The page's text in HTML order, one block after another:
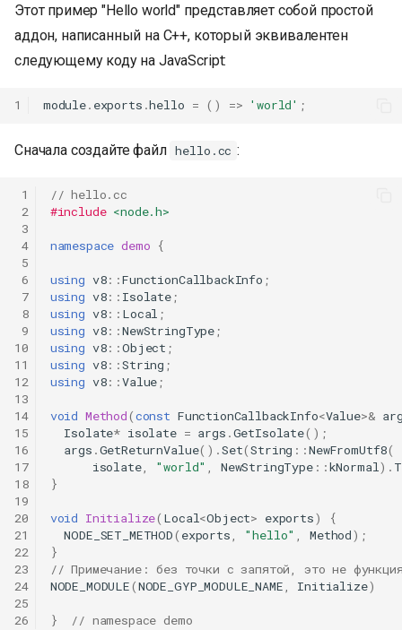
Этот пример "Hello world" представляет собой простой
аддон, написанный на C++, который эквивалентен
следующему коду на JavaScript:
1 module. exports .hello = () => 'world' ;
Сначала создайте файл hello.cc :
1
2
3
4
5
6
7
8
9
10
11
12
13
14
15
16
17
18
19
20
21
22
23
24
25
26
// hello.cc
#include <node.h>
namespace demo {
using v8::FunctionCallbackInfo ;
using v8:: Isolate;
using v8:: Local ;
using v8::NewStringType;
using v8::Object ;
using v8::String ;
using v8::Value;
void Method(const FunctionCallbackInfo<Value>&
Isolate* isolate = args .GetIsolate();
args .GetReturnValue().Set(String ::NewFromUtf8(
isolate, "world" , NewStringType::kNormal).
}
void Initialize( Local<Object> exports)
{
NODE_SET_METHOD( exports, "hello" , Method);
}
// Примечание: без точки с запятой, это не
NODE_MODULE(NODE_GYP_MODULE_NAME, Initialize)
} // namespace demo